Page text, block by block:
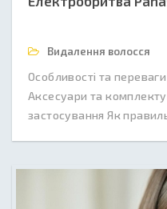
Видалення волосся
Особливості та
Аксесуари та
застосування Як